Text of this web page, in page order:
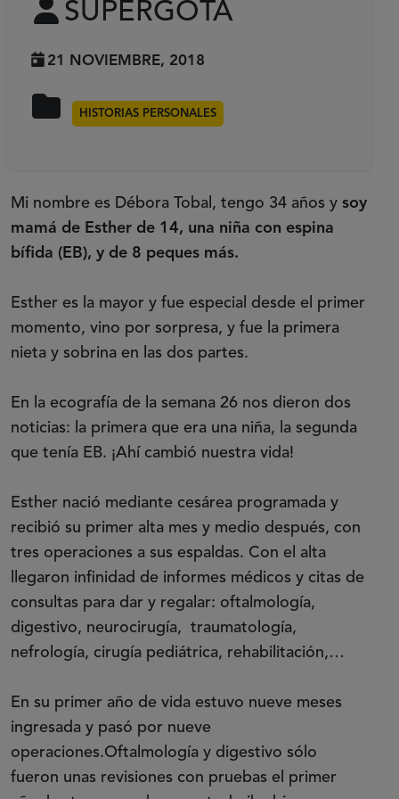
SUPERGOTA
21 NOVIEMBRE, 2018
HISTORIAS PERSONALES
Mi nombre es Débora Tobal, tengo 34 años y soy
mamá de Esther de 14, una niña con espina
bífida (EB), y de 8 peques más.
Esther es la mayor y fue especial desde el primer
momento, vino por sorpresa, y fue la primera
nieta y sobrina en las dos partes.
En la ecografía de la semana 26 nos dieron dos
noticias: la primera que era una niña, la segunda
que tenía EB. ¡Ahí cambió nuestra vida!
Esther nació mediante cesárea programada y
recibió su primer alta mes y medio después, con
tres operaciones a sus espaldas. Con el alta
llegaron infinidad de informes médicos y citas de
consultas para dar y regalar: oftalmología,
digestivo, neurocirugía, traumatología,
nefrología, cirugía pediátrica, rehabilitación,…
En su primer año de vida estuvo nueve meses
ingresada y pasó por nueve
operaciones.Oftalmología y digestivo sólo
fueron unas revisiones con pruebas el primer